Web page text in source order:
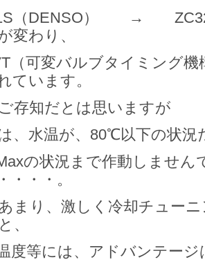
（DENSO） →
変わり、
（可変バルブタイミング
ています。
存知だとは思いますが
、水温が、80℃以下の状況
の状況まで作動しません
・・・。
まり、激しく冷却チュー
、
度等には、アドバンテー